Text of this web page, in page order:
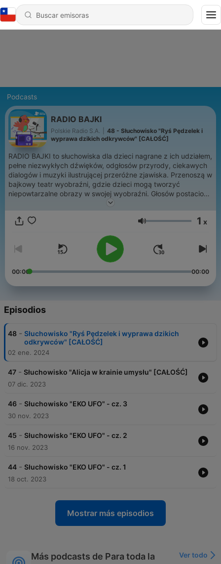
Podcasts
RADIO BAJKI
Polskie Radio S.A.
48 - Słuchowisko "Ryś Pędzelek i
wyprawa dzikich odkrywców" [CAŁOŚĆ]
RADIO BAJKI to słuchowiska dla dzieci nagrane z ich udziałem,
pełne niezwykłych dźwięków, odgłosów przyrody, ciekawych
dialogów i muzyki ilustrującej przeróżne zjawiska. Przenoszą w
bajkowy teatr wyobraźni, gdzie dzieci mogą tworzyć
niepowtarzalne obrazy w swojej wyobraźni. Głosów postaciom
użyczyli znani aktorzy teatralni, dubbingowi oraz dziennikarze
Zapraszamy do słuchania RADIO BAJEK Polskiego Radia
Volumen 1 x
00:00 00:00
Episodios
48 - Słuchowisko "Ryś Pędzelek i wyprawa dzikich
odkrywców" [CAŁOŚĆ]
02 ene. 2024
47 - Słuchowisko "Alicja w krainie umysłu" [CAŁOŚĆ]
07 dic. 2023
46 - Słuchowisko "EKO UFO" - cz. 3
30 nov. 2023
45 - Słuchowisko "EKO UFO" - cz. 2
16 nov. 2023
44 - Słuchowisko "EKO UFO" - cz. 1
18 oct. 2023
Mostrar más episodios
Más podcasts de Para toda la
Ver todo